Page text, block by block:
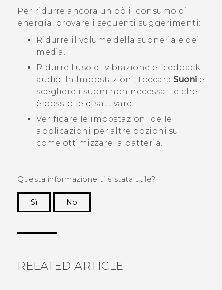
Per ridurre ancora un pò il consumo di
energia, provare i seguenti suggerimenti:
Ridurre il volume della suoneria e dei
media.
Ridurre l'uso di vibrazione e feedback
audio. In Impostazioni, toccare Suoni e
scegliere i suoni non necessari e che
è possibile disattivare.
Verificare le impostazioni delle
applicazioni per altre opzioni su
come ottimizzare la batteria.
Questa informazione ti è stata utile?
Sì
No
RELATED ARTICLE